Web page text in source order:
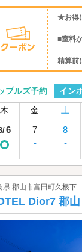
★お得
■室料
精算前
プルズ予約
イン
木
金 土
6
7
-
8
-
県 郡山市富田町久根下
Dior7 郡